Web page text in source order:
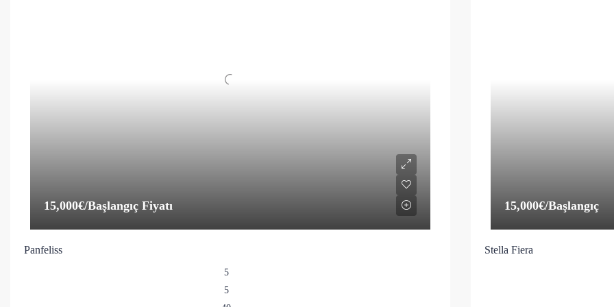
15,000€/Başlangıç Fiyatı
Panfeliss
5
5
15,000€/Başlangıç
Stella Fiera